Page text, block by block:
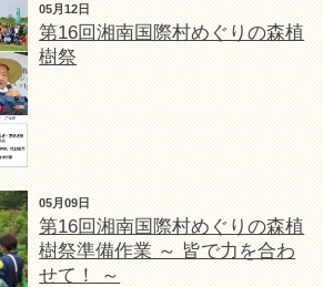
05月12日
第16回湘南国際村めぐりの森植
樹祭
05月09日
第16回湘南国際村めぐりの森植
樹祭準備作業 ～ 皆で力を合わ
せて！ ～